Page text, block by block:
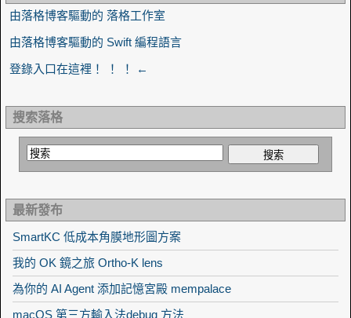
由落格博客驅動的 落格工作室
由落格博客驅動的 Swift 編程語言
登錄入口在這裡！ ！ ！ ←
搜索落格
最新發布
SmartKC 低成本角膜地形圖方案
我的 OK 鏡之旅 Ortho-K lens
為你的 AI Agent 添加記憶宮殿 mempalace
macOS 第三方輸入法debug 方法